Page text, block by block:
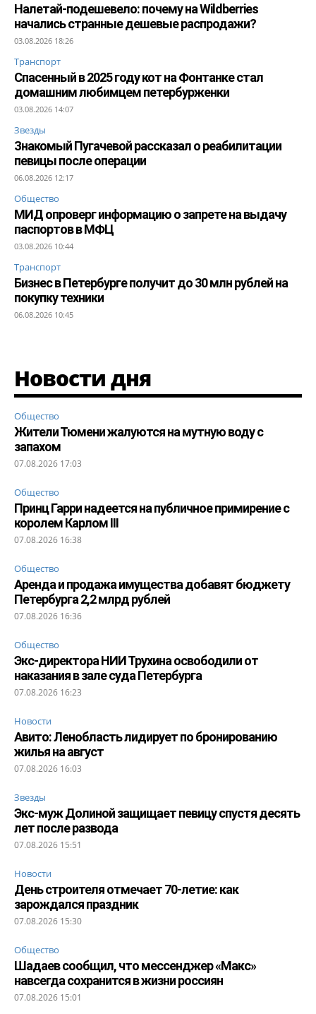
Налетай-подешевело: почему на Wildberries
начались странные дешевые распродажи?
03.08.2026 18:26
Транспорт
Спасенный в 2025 году кот на Фонтанке стал
домашним любимцем петербурженки
03.08.2026 14:07
Звезды
Знакомый Пугачевой рассказал о реабилитации
певицы после операции
06.08.2026 12:17
Общество
МИД опроверг информацию о запрете на выдачу
паспортов в МФЦ
03.08.2026 10:44
Транспорт
Бизнес в Петербурге получит до 30 млн рублей на
покупку техники
06.08.2026 10:45
Новости дня
Общество
Жители Тюмени жалуются на мутную воду с
запахом
07.08.2026 17:03
Общество
Принц Гарри надеется на публичное примирение с
королем Карлом III
07.08.2026 16:38
Общество
Аренда и продажа имущества добавят бюджету
Петербурга 2,2 млрд рублей
07.08.2026 16:36
Общество
Экс-директора НИИ Трухина освободили от
наказания в зале суда Петербурга
07.08.2026 16:23
Новости
Авито: Ленобласть лидирует по бронированию
жилья на август
07.08.2026 16:03
Звезды
Экс-муж Долиной защищает певицу спустя десять
лет после развода
07.08.2026 15:51
Новости
День строителя отмечает 70-летие: как
зарождался праздник
07.08.2026 15:30
Общество
Шадаев сообщил, что мессенджер «Макс»
навсегда сохранится в жизни россиян
07.08.2026 15:01